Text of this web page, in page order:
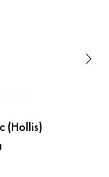
(Hollis)